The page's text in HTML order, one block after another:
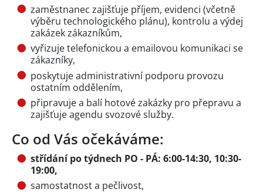
zaměstnanec zajišťuje příjem, evidenci (včetně
výběru technologického plánu), kontrolu a výdej
zakázek zákazníkům,
vyřizuje telefonickou a emailovou komunikaci se
zákazníky,
poskytuje administrativní podporu provozu
ostatním oddělením,
připravuje a balí hotové zakázky pro přepravu a
zajišťuje agendu svozové služby.
Co od Vás očekáváme:
střídání po týdnech PO - PÁ: 6:00-14:30, 10:30-
19:00,
samostatnost a pečlivost,